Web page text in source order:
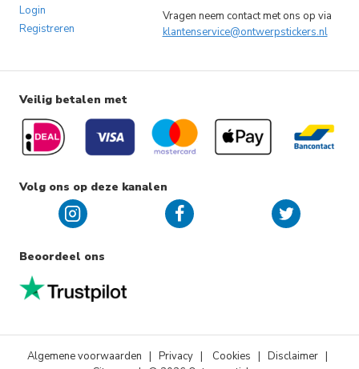
Login
Registreren
Vragen neem contact met ons op via
klantenservice@ontwerpstickers.nl
Veilig betalen met
Volg ons op deze kanalen
Beoordeel ons
Algemene voorwaarden | Privacy | Cookies | Disclaimer |